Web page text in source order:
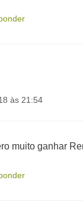
às 21:54
muito ganhar